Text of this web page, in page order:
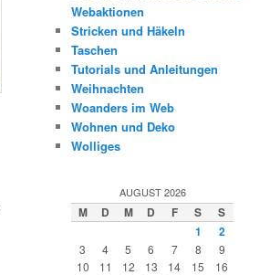
Webaktionen
Stricken und Häkeln
Taschen
Tutorials und Anleitungen
Weihnachten
Woanders im Web
Wohnen und Deko
Wolliges
AUGUST 2026
M D M D F S
S
1
2
3 4 5 6 7 8
9
10
11 12 13 14 15
16